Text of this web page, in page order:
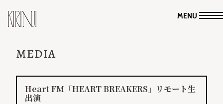
MENU
MEDIA
Heart FM「HEART BREAKERS」リモート生
出演